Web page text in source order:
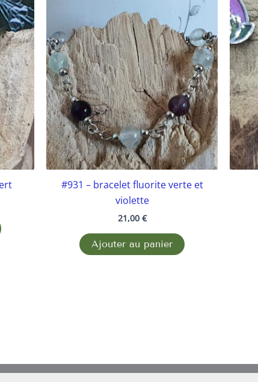
#931 – bracelet fluorite verte et
violette
21,00 €
Ajouter au panier